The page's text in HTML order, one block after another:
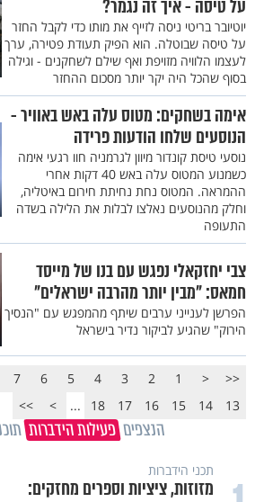
על טיסה - איך זה נגמר?
יוטיובר בריטי ניסה לזייף את מותו כדי לקבל החזר
על טיסה שבוטלה. הוא הפיק תעודת פטירה, ערך
לעצמו הלוויה מזויפת ואף שילם לשחקנים - וגילה
בסוף שהכל היה יקר יותר מסכום ההחזר
אימה בשחקים: מטוס עלה באש באוויר -
הנוסעים שלחו הודעות פרידה
נוסעי טיסת קונדור מיוון לגרמניה חוו רגעי אימה
כשמנוע המטוס עלה באש 40 דקות אחרי
ההמראה. המטוס נחת נחיתת חירום באיטליה,
וחלק מהנוסעים נאלצו לבלות את הלילה בשדה
התעופה
צבי יחזקאלי נפגש עם בנו של מייסד
חמאס: "מבין יותר מהרבה ישראלים"
הפרשן לענייני ערבים שיתף מהמפגש עם "הנסיך
הירוק" שהגיע לביקור נדיר בישראל
<<
<
1
2
3
4
5
6
7
13
14
15
16
17
18
...
>
>>
הנצפים פעילות הידברות
תכני הידברות
מזוזות, ציציות וספרים מחזקים: